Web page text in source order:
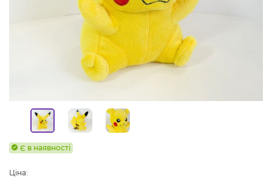
Є в наявності
Ціна: